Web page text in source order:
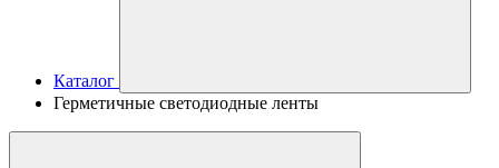
Каталог
Герметичные светодиодные ленты